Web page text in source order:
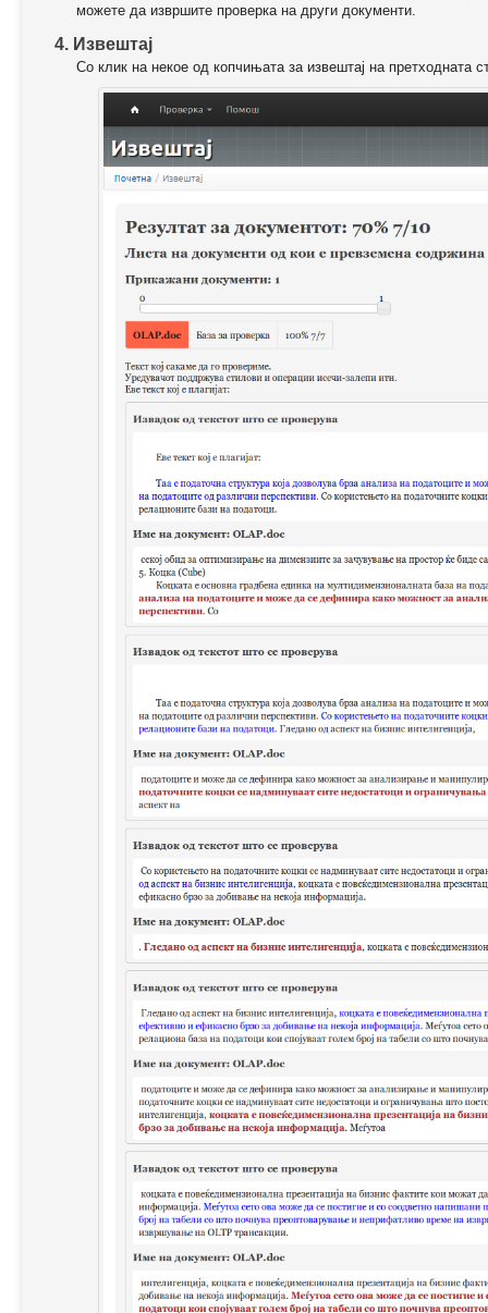
можете да извршите проверка на други документи.
4. Извештај
Со клик на некое од копчињата за извештај на претходната